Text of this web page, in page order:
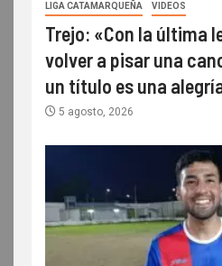
LIGA CATAMARQUEÑA VIDEOS
Trejo: «Con la última
volver a pisar una
un título es una
5 agosto, 2026